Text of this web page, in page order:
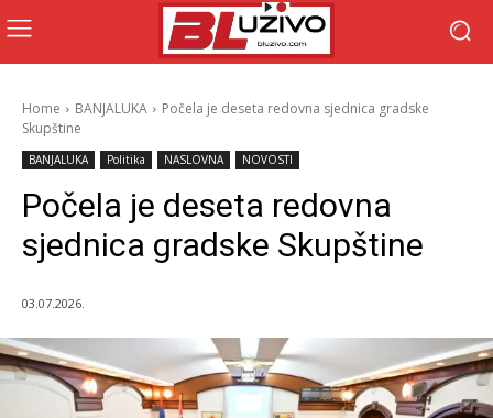
Home BANJALUKA
Počela je deseta redovna sjednica gradske
Skupštine
BANJALUKA Politika NASLOVNA NOVOSTI
Počela je deseta redovna
sjednica gradske Skupštine
03.07.2026.